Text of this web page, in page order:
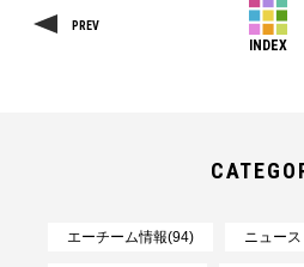
PREV
INDEX
エーチーム情報(94) ニュー